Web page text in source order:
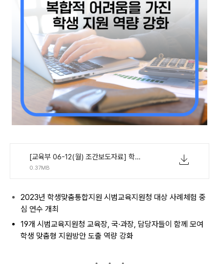
[교육부 06-12(월) 조간보도자료] 학생맞춤통합지원 시범교육지원청, 복합적 어려움을 가진 학생 지원 역량 강화.pdf
0.37MB
2023년 학생맞춤통합지원 시범교육지원청 대상 사례체험 중
심 연수 개최
19개 시범교육지원청 교육장, 국·과장, 담당자들이 함께 모여
학생 맞춤형 지원방안 도출 역량 강화